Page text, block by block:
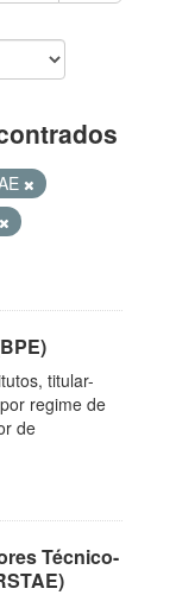
titular-
regime de
de
Técnico-